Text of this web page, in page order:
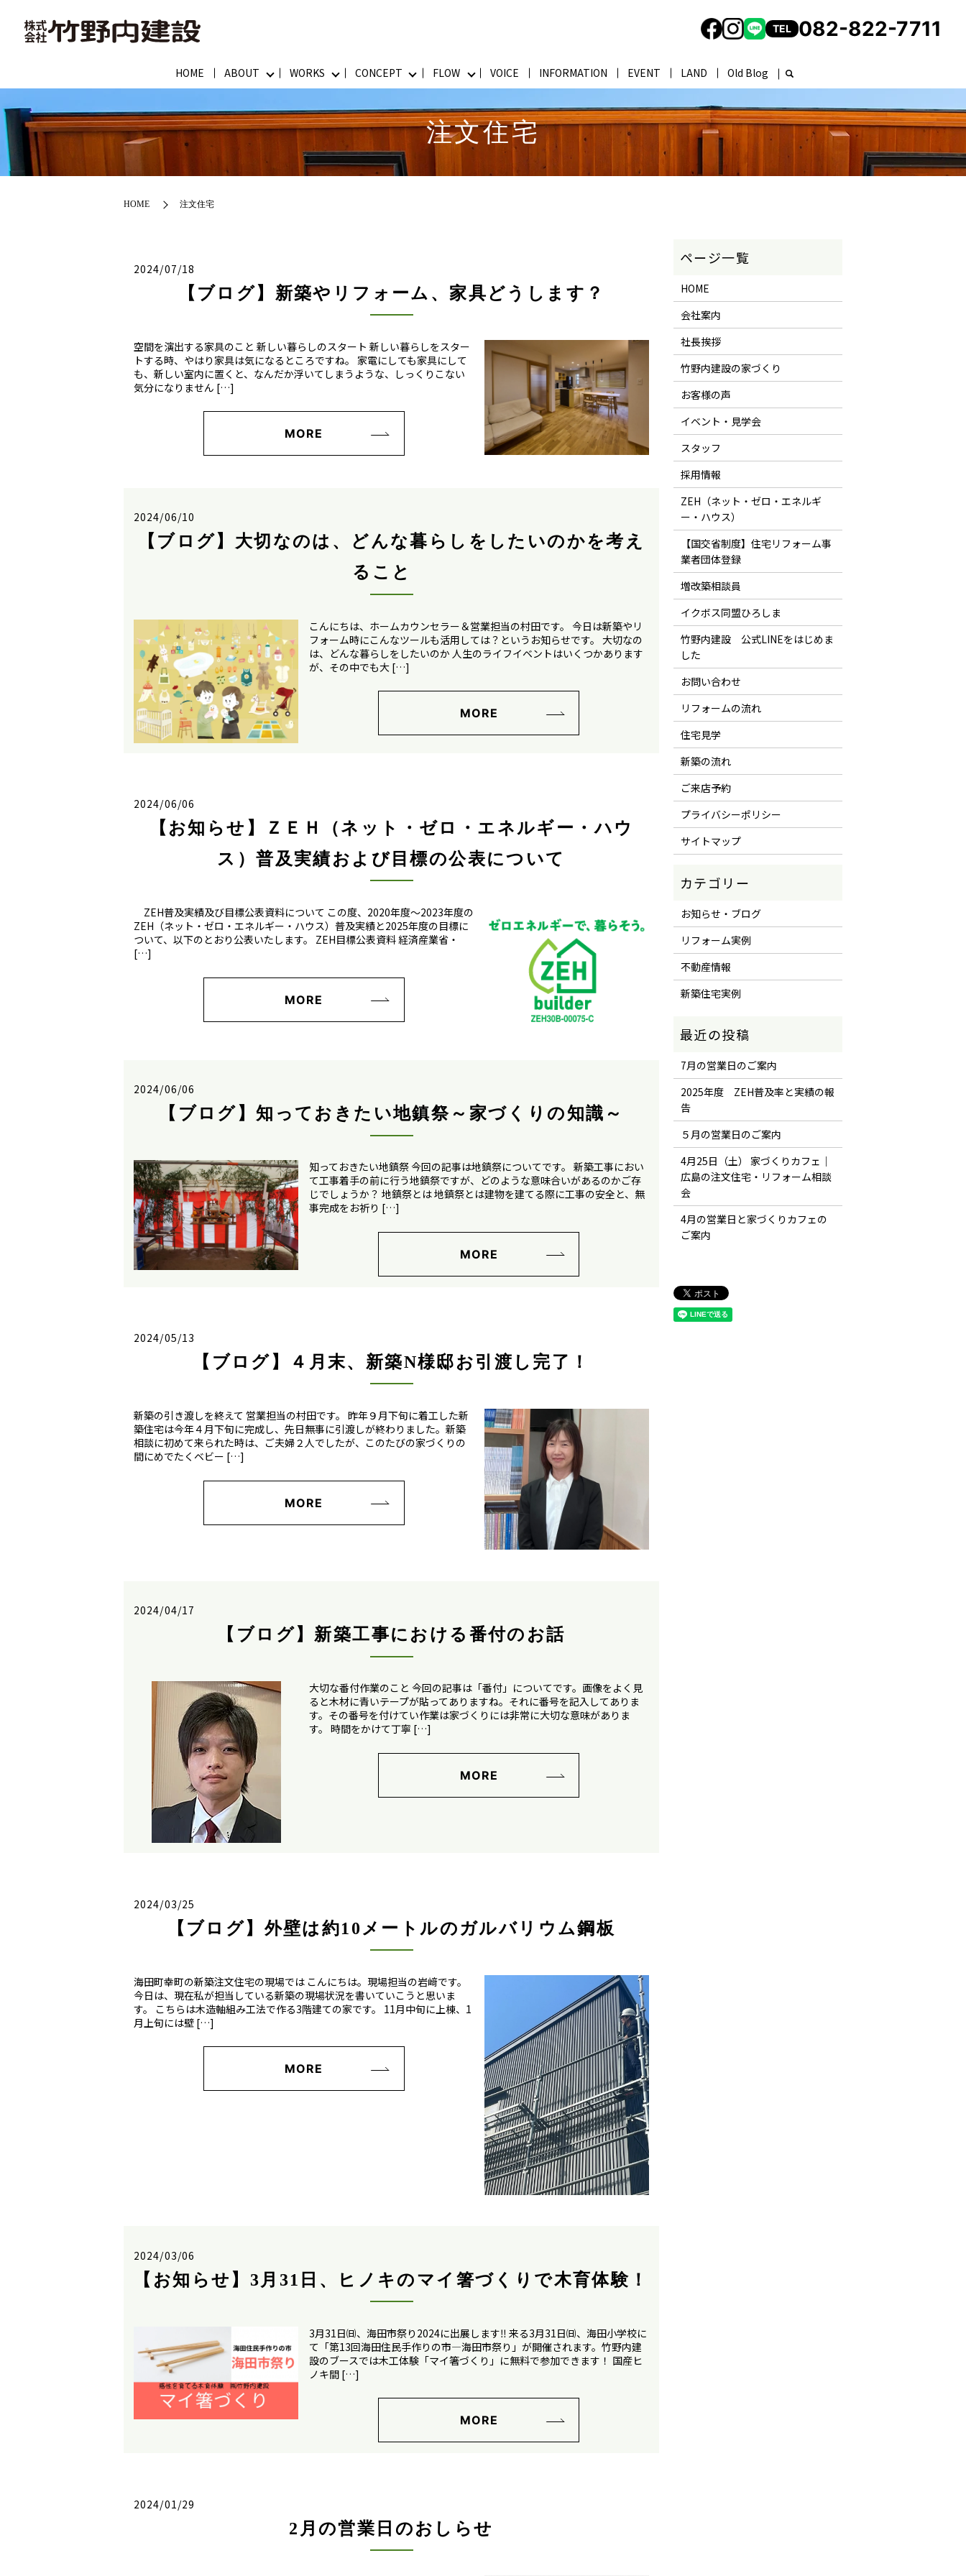
HOME ABOUT WORKS CONCEPT FLOW VOICE INFORMATION EVENT LAND Old Blog
TEL 082-822-7711
注文住宅
HOME 注文住宅
2024/07/18
【ブログ】新築やリフォーム、家具どうします？
空間を演出する家具のこと 新しい暮らしのスタート 新しい暮らしをスター
トする時、やはり家具は気になるところですね。 家電にしても家具にして
も、新しい室内に置くと、なんだか浮いてしまうような、しっくりこない
気分になりません […]
MORE
2024/06/10
【ブログ】大切なのは、どんな暮らしをしたいのかを考え
ること
こんにちは、ホームカウンセラー＆営業担当の村田です。 今日は新築やリ
フォーム時にこんなツールも活用しては？というお知らせです。 大切なの
は、どんな暮らしをしたいのか 人生のライフイベントはいくつかあります
が、その中でも大 […]
MORE
2024/06/06
【お知らせ】ＺＥＨ（ネット・ゼロ・エネルギー・ハウ
ス）普及実績および目標の公表について
ZEH普及実績及び目標公表資料について この度、2020年度～2023年度の
ZEH（ネット・ゼロ・エネルギー・ハウス）普及実績と2025年度の目標に
ついて、以下のとおり公表いたします。 ZEH目標公表資料 経済産業省・
[…]
MORE
2024/06/06
【ブログ】知っておきたい地鎮祭～家づくりの知識～
知っておきたい地鎮祭 今回の記事は地鎮祭についてです。 新築工事におい
て工事着手の前に行う地鎮祭ですが、どのような意味合いがあるのかご存
じでしょうか？ 地鎮祭とは 地鎮祭とは建物を建てる際に工事の安全と、無
事完成をお祈り […]
MORE
2024/05/13
【ブログ】４月末、新築N様邸お引渡し完了！
新築の引き渡しを終えて 営業担当の村田です。 昨年９月下旬に着工した新
築住宅は今年４月下旬に完成し、先日無事に引渡しが終わりました。新築
相談に初めて来られた時は、ご夫婦２人でしたが、このたびの家づくりの
間にめでたくベビー […]
MORE
2024/04/17
【ブログ】新築工事における番付のお話
大切な番付作業のこと 今回の記事は「番付」についてです。画像をよく見
ると木材に青いテープが貼ってありますね。それに番号を記入してありま
す。その番号を付けてい作業は家づくりには非常に大切な意味がありま
す。 時間をかけて丁寧 […]
MORE
2024/03/25
【ブログ】外壁は約10メートルのガルバリウム鋼板
海田町幸町の新築注文住宅の現場では こんにちは。現場担当の岩﨑です。
今日は、現在私が担当している新築の現場状況を書いていこうと思いま
す。 こちらは木造軸組み工法で作る3階建ての家です。 11月中旬に上棟、1
月上旬には壁 […]
MORE
2024/03/06
【お知らせ】3月31日、ヒノキのマイ箸づくりで木育体験！
3月31日㈰、海田市祭り2024に出展します‼ 来る3月31日㈰、海田小学校に
て「第13回海田住民手作りの市―海田市祭り」が開催されます。竹野内建
設のブースでは木工体験「マイ箸づくり」に無料で参加できます！ 国産ヒ
ノキ間 […]
MORE
2024/01/29
2月の営業日のおしらせ
HOME
会社案内
社長挨拶
竹野内建設の家づくり
お客様の声
イベント・見学会
スタッフ
採用情報
ZEH（ネット・ゼロ・エネルギ
ー・ハウス）
【国交省制度】住宅リフォーム事
業者団体登録
増改築相談員
イクボス同盟ひろしま
竹野内建設 公式LINEをはじめま
した
お問い合わせ
リフォームの流れ
住宅見学
新築の流れ
ご来店予約
プライバシーポリシー
サイトマップ
お知らせ・ブログ
リフォーム実例
不動産情報
新築住宅実例
7月の営業日のご案内
2025年度 ZEH普及率と実績の報
告
５月の営業日のご案内
4月25日（土） 家づくりカフェ｜
広島の注文住宅・リフォーム相談
会
4月の営業日と家づくりカフェの
ご案内